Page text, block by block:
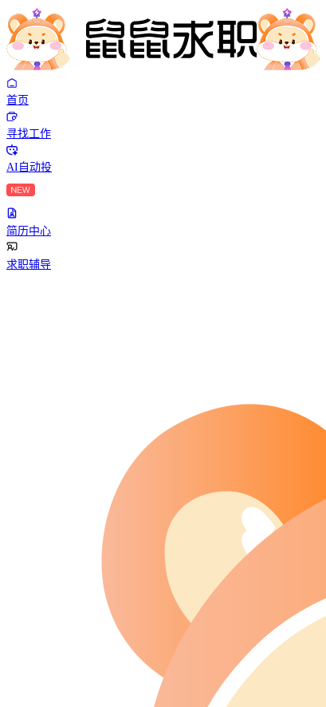
首页
寻找工作
AI自动投
简历中心
求职辅导